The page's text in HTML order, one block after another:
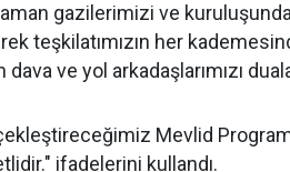
gazilerimizi ve
teşkilatımızın her
dava ve yol arkadaşlarımızı
Mevlid
ifadelerini kullandı.